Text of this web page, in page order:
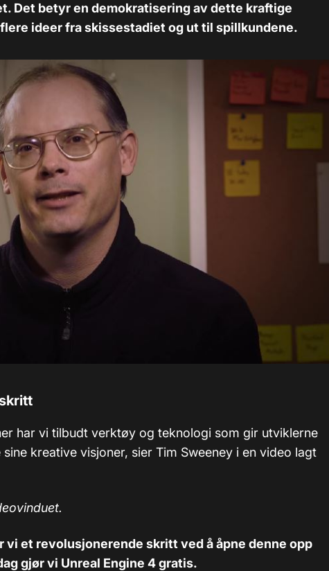
Det betyr en demokratisering av dette kraftige
ideer fra skissestadiet og ut til spillkundene.
har vi tilbudt verktøy og teknologi som gir utviklerne
kreative visjoner, sier Tim Sweeney i en video lagt
vi et revolusjonerende skritt ved å åpne denne opp
gjør vi Unreal Engine 4 gratis.